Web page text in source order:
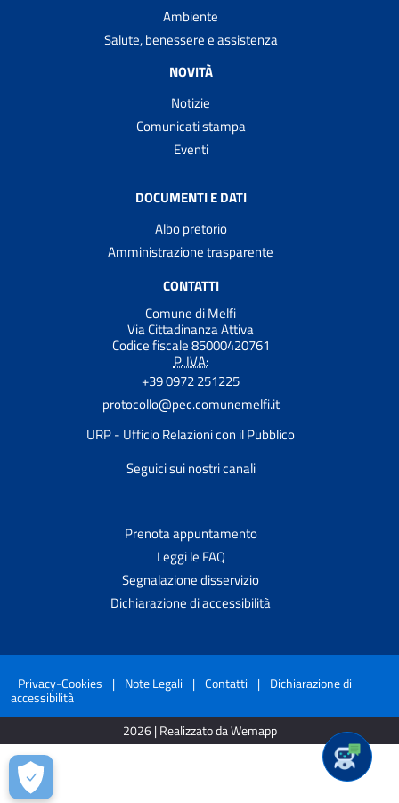
Ambiente
Salute, benessere e assistenza
NOVITÀ
Notizie
Comunicati stampa
Eventi
DOCUMENTI E DATI
Albo pretorio
Amministrazione trasparente
CONTATTI
Comune di Melfi
Via Cittadinanza Attiva
Codice fiscale 85000420761
P. IVA:
+39 0972 251225
protocollo@pec.comunemelfi.it
URP - Ufficio Relazioni con il Pubblico
Seguici sui nostri canali
Prenota appuntamento
Leggi le FAQ
Segnalazione disservizio
Dichiarazione di accessibilità
Privacy-Cookies | Note Legali | Contatti | Dichiarazione di
accessibilità
2026 | Realizzato da Wemapp